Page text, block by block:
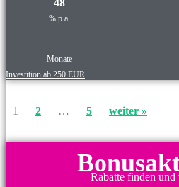
% p.a.
Monate
Investition ab 250 EUR
1 2 … 5 weiter »
Rabatte finden und